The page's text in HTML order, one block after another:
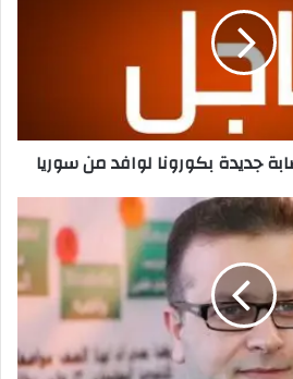
جديدة بكورونا لوافد من سوريا